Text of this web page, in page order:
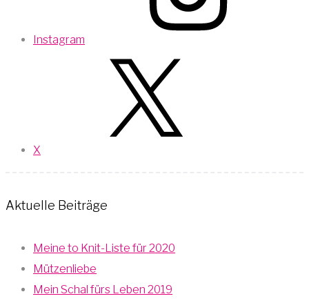
Instagram
X
Aktuelle Beiträge
Meine to Knit-Liste für 2020
Mützenliebe
Mein Schal fürs Leben 2019